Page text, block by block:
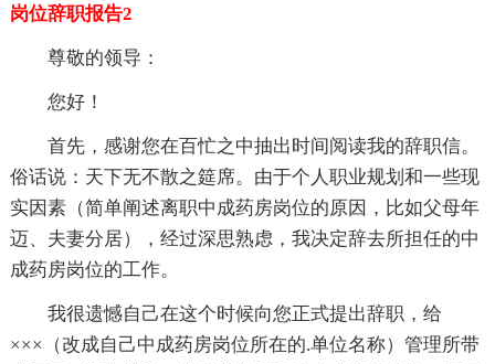
岗位辞职报告2
尊敬的领导：
您好！
首先，感谢您在百忙之中抽出时间阅读我的辞职信。
俗话说：天下无不散之筵席。由于个人职业规划和一些现
实因素（简单阐述离职中成药房岗位的原因，比如父母年
迈、夫妻分居），经过深思熟虑，我决定辞去所担任的中
成药房岗位的工作。
我很遗憾自己在这个时候向您正式提出辞职，给
×××（改成自己中成药房岗位所在的.单位名称）管理所带